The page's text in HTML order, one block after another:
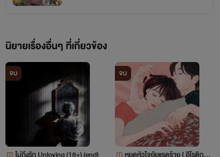
นิยายเรื่องอื่นๆ ที่เกี่ยวข้อง
จบ จบ